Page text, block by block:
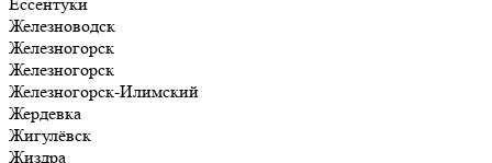
Железноводск
Железногорск
Железногорск
Железногорск-Илимский
Жердевка
Жигулёвск
Жиздра